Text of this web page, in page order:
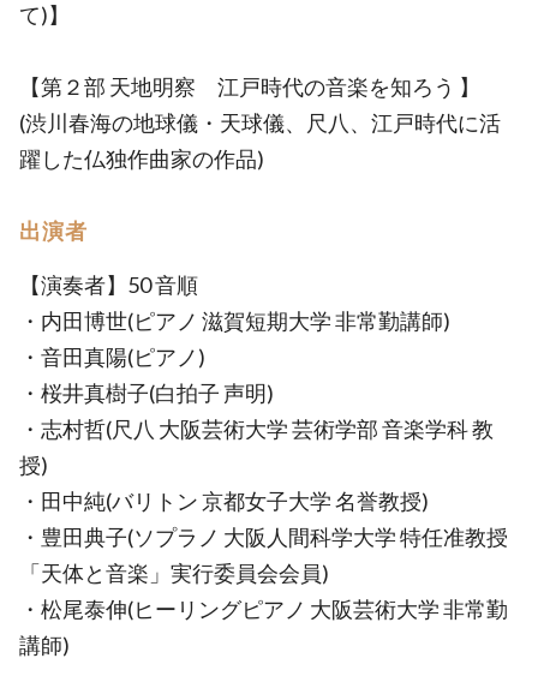
て)】
【第２部 天地明察 江戸時代の音楽を知ろう 】
(渋川春海の地球儀・天球儀、尺八、江戸時代に活
躍した仏独作曲家の作品)
出演者
【演奏者】50 音順
・内田博世(ピアノ 滋賀短期大学 非常勤講師)
・音田真陽(ピアノ)
・桜井真樹子(白拍子 声明)
・志村哲(尺八 大阪芸術大学 芸術学部 音楽学科 教
授)
・田中純(バリトン 京都女子大学 名誉教授)
・豊田典子(ソプラノ 大阪人間科学大学 特任准教授
「天体と音楽」実行委員会会員)
・松尾泰伸(ヒーリングピアノ 大阪芸術大学 非常勤
講師)